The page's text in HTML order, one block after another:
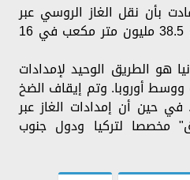
بأن نقل الغاز الروسي عبر
الأراضي الأوكرانية قد يبلغ 38.5 مليون متر مكعب في 16
هو الطريق الوحيد لإمدادات
أوروبا. وتم إيقاف الضخ
في حين أن إمدادات الغاز عبر
مخصصا لتركيا ودول جنوب